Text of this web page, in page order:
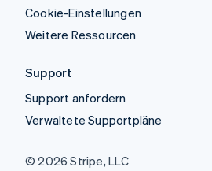
Cookie-Einstellungen
Weitere Ressourcen
Support
Support anfordern
Verwaltete Supportpläne
© 2026 Stripe, LLC